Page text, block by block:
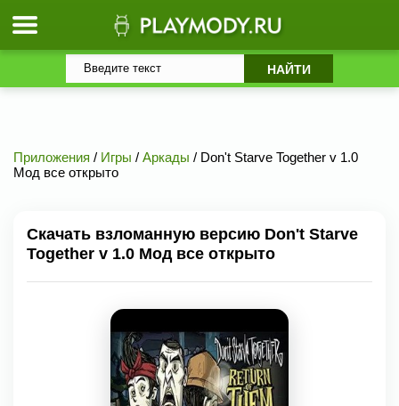
Приложения / Игры / Аркады / Don't Starve Together v 1.0
Мод все открыто
Скачать взломанную версию Don't Starve
Together v 1.0 Мод все открыто